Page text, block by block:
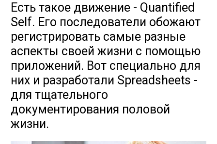
Есть такое движение - Quantified
Self. Его последователи обожают
регистрировать самые разные
аспекты своей жизни с помощью
приложений. Вот специально для
них и разработали Spreadsheets -
для тщательного
документирования половой
жизни.